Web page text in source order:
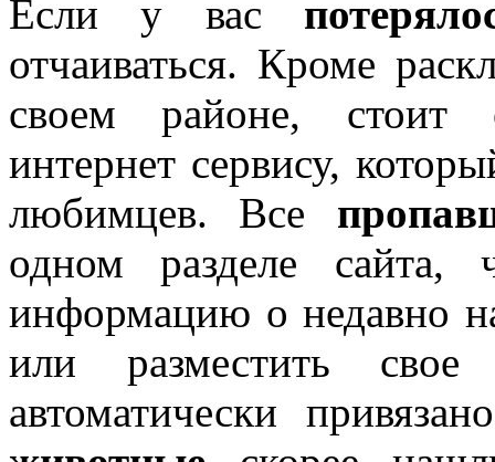
Если у вас
отчаиваться. Кроме
своем районе, стоит
интернет сервису,
любимцев. Все
одном разделе сайта,
информацию о недавно
или разместить свое
автоматически